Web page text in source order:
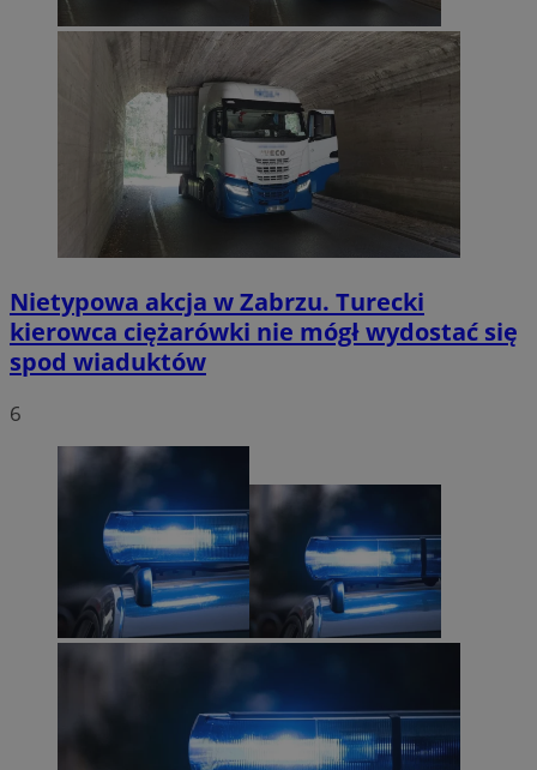
Nietypowa akcja w Zabrzu. Turecki
kierowca ciężarówki nie mógł wydostać się
spod wiaduktów
6